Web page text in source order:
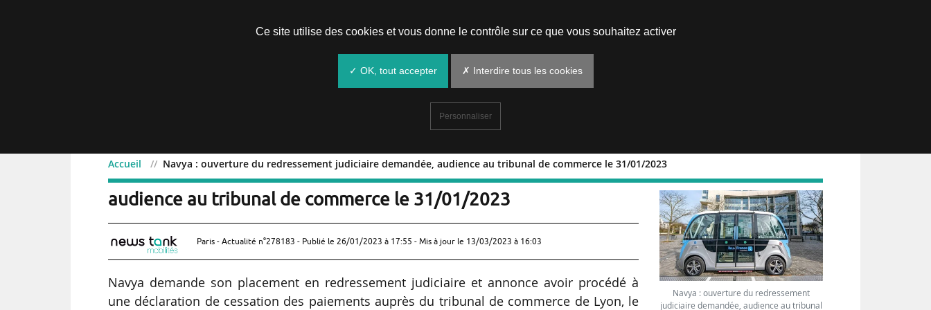
Accueil Navya : ouverture du redressement judiciaire demandée, audience au tribunal de commerce le 31/01/2023
Navya : ouverture du redressement judiciaire demandée,
audience au tribunal de commerce le 31/01/2023
Paris - Actualité n°278183 - Publié le 26/01/2023 à 17:55 - Mis à jour le 13/03/2023 à 16:03
Navya demande son placement en redressement judiciaire et annonce avoir procédé à
une déclaration de cessation des paiements auprès du tribunal de commerce de Lyon, le
Navya : ouverture du redressement
judiciaire demandée, audience au tribunal
Ce site utilise des cookies et vous donne le contrôle sur ce que vous souhaitez activer
✓ OK, tout accepter ✗ Interdire tous les cookies
Personnaliser